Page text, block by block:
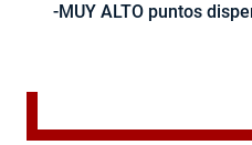
-MUY ALTO puntos